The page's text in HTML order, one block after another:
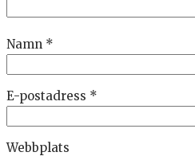
Namn *
E-postadress *
Webbplats